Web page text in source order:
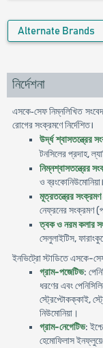
Alternate Brands
নির্দেশনা
এসকে-সেফ নিম্নলিখিত
রােগের সংক্রমণে নির্দেশিত।
উর্দ্ধশ্বাসতন্ত্রের
টনসিলের প্রদাহ,
নিম্নশ্বাসতন্ত্রের
ও ব্রংকোনিউমােনিয়া।
মূত্রতন্ত্রের সংক্রমণ
নেফ্রনের সংক্রমণ(
ত্বক ও নরম কলার
সেলুলাইটিস,
ইনভিট্রো স্টাডিতে এসকে-
গ্রাম-পজেটিভ:
ধরণের এবং
স্ট্রেপ্টোকক্কাই,
নিউমােনিয়া।
গ্রাম-নেগেটিভ:
হেমােফিলাস